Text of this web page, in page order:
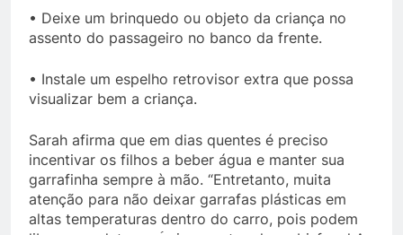
• Deixe um brinquedo ou objeto da criança no
assento do passageiro no banco da frente.
• Instale um espelho retrovisor extra que possa
visualizar bem a criança.
Sarah afirma que em dias quentes é preciso
incentivar os filhos a beber água e manter sua
garrafinha sempre à mão. “Entretanto, muita
atenção para não deixar garrafas plásticas em
altas temperaturas dentro do carro, pois podem